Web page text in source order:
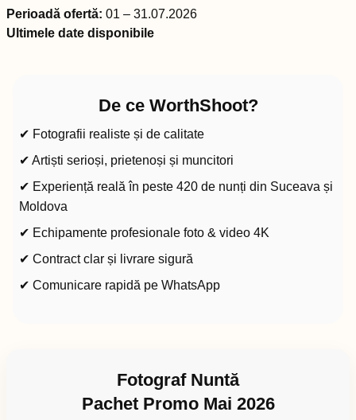
Perioadă ofertă: 01 – 31.07.2026
Ultimele date disponibile
De ce WorthShoot?
✔ Fotografii realiste și de calitate
✔ Artiști serioși, prietenoși și muncitori
✔ Experiență reală în peste 420 de nunți din Suceava și
Moldova
✔ Echipamente profesionale foto & video 4K
✔ Contract clar și livrare sigură
✔ Comunicare rapidă pe WhatsApp
Fotograf Nuntă
Pachet Promo Mai 2026